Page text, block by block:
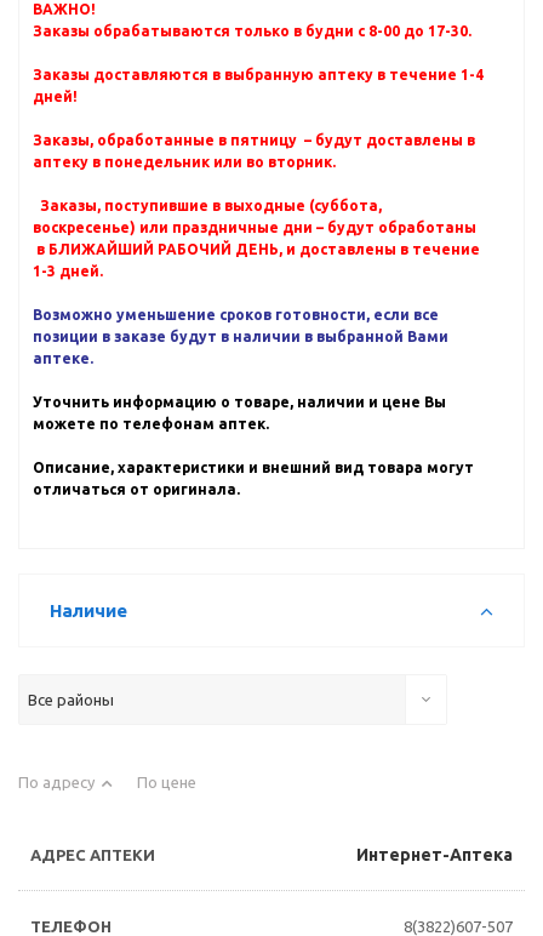
ВАЖНО!
Заказы обрабатываются только в будни с 8-00 до 17-30.
Заказы доставляются в выбранную аптеку в течение 1-4
дней!
Заказы, обработанные в пятницу – будут доставлены в
аптеку в понедельник или во вторник.
Заказы, поступившие в выходные (суббота,
воскресенье) или праздничные дни – будут обработаны
в БЛИЖАЙШИЙ РАБОЧИЙ ДЕНЬ, и доставлены в течение
1-3 дней.
Возможно уменьшение сроков готовности, если все
позиции в заказе будут в наличии в выбранной Вами
аптеке.
Уточнить информацию о товаре, наличии и цене Вы
можете по телефонам аптек.
Описание, характеристики и внешний вид товара могут
отличаться от оригинала.
Наличие
Все районы
По адресу По цене
Интернет-Аптека
8(3822)607-507